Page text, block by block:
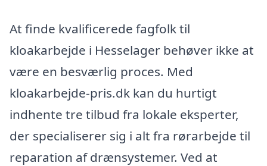
At finde kvalificerede fagfolk til
kloakarbejde i Hesselager behøver ikke at
være en besværlig proces. Med
kloakarbejde-pris.dk kan du hurtigt
indhente tre tilbud fra lokale eksperter,
der specialiserer sig i alt fra rørarbejde til
reparation af drænsystemer. Ved at